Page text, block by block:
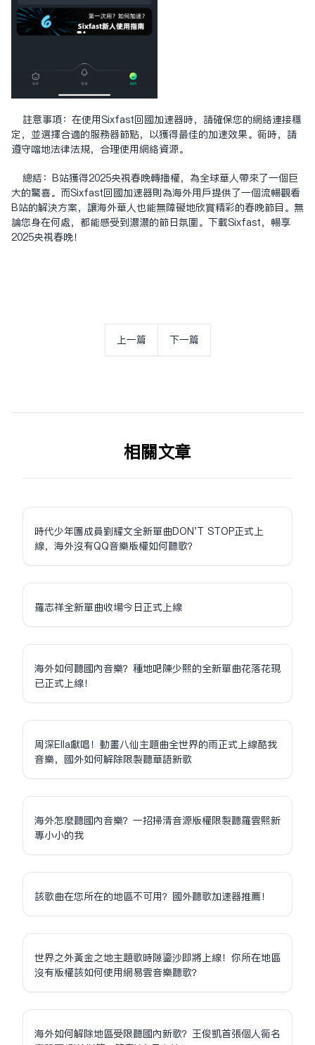
注意事项：在使用Sixfast回国加速器时，请确保您的网络连接稳
定，并选择合适的服务器节点，以获得最佳的加速效果。同时，请
遵守当地法律法规，合理使用网络资源。
总结：B站获得2025央视春晚转播权，为全球华人带来了一个巨
大的惊喜。而Sixfast回国加速器则为海外用户提供了一个流畅观看
B站的解决方案，让海外华人也能无障碍地欣赏精彩的春晚节目。无
论您身在何处，都能感受到浓浓的节日氛围。下载Sixfast，畅享
2025央视春晚！
上一篇 下一篇
相关文章
時代少年團成員劉耀文全新單曲DON'T STOP正式上
線，海外沒有QQ音樂版權如何聽歌？
羅志祥全新單曲收場今日正式上線
海外如何聽國內音樂？種地吧陳少熙的全新單曲花落花現
已正式上線！
周深Ella獻唱！動畫八仙主題曲全世界的雨正式上線酷我
音樂，國外如何解除限制聽華語新歌
海外怎麼聽國內音樂？一招掃清音源版權限制聽羅雲熙新
專小小的我
該歌曲在您所在的地區不可用？國外聽歌加速器推薦！
世界之外黃金之地主題歌時隙鎏沙即將上線！你所在地區
沒有版權該如何使用網易雲音樂聽歌？
海外如何解除地區受限聽國內新歌？王俊凱首張個人同名